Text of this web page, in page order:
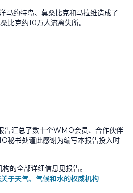
马约特岛、莫桑比克和马拉维造成了
比克约10万人流离失所。
告汇总了数十个WMO会员、合作伙伴
秘书处谨此感谢为编写本报告投入时
的全部详细信息见报告。
于天气、气候和水的权威机构